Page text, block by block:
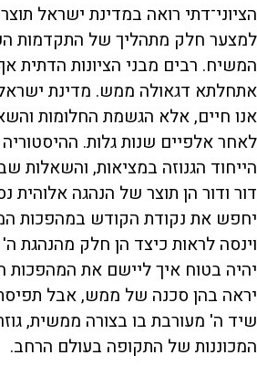
הציוני־דתי רואה במדינת ישראל
למצער חלק מתהליך של התקדמות
המשיח. רבים מבני הציונות הדתית
אתחלתא דגאולה ממש. מדינת
אנו חיים, אלא הגשמת החלומות
לאחר אלפיים שנות גלות.
הייחוד הגנוזה במציאות, והשאלות
דור ודור הן תוצר של הנהגה אלוהית
יחפש את נקודת הקודש במהפכות
וינסה לראות כיצד הן חלק מהנהגת
יהיה בטוח איך ליישם את המהפכות
יראה בהן סכנה של ממש, אבל
שיד ה' מעורבת בו בצורה ממשית,
המכוננות של התקופה בעולם הרחב.